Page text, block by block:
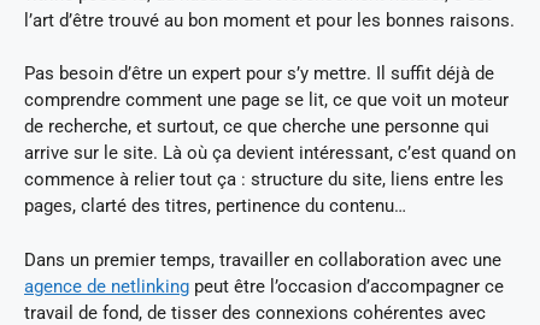
l’art d’être trouvé au bon moment et pour les bonnes raisons.
Pas besoin d’être un expert pour s’y mettre. Il suffit déjà de
comprendre comment une page se lit, ce que voit un moteur
de recherche, et surtout, ce que cherche une personne qui
arrive sur le site. Là où ça devient intéressant, c’est quand on
commence à relier tout ça : structure du site, liens entre les
pages, clarté des titres, pertinence du contenu…
Dans un premier temps, travailler en collaboration avec une
agence de netlinking peut être l’occasion d’accompagner ce
travail de fond, de tisser des connexions cohérentes avec